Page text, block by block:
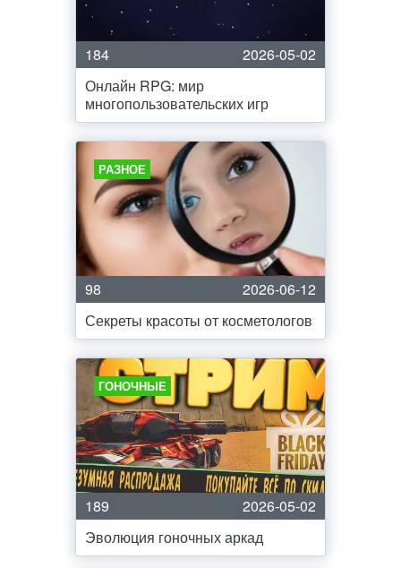
184
2026-05-02
Онлайн RPG: мир
многопользовательских игр
РАЗНОЕ
98
2026-06-12
Секреты красоты от косметологов
ГОНОЧНЫЕ
189
2026-05-02
Эволюция гоночных аркад